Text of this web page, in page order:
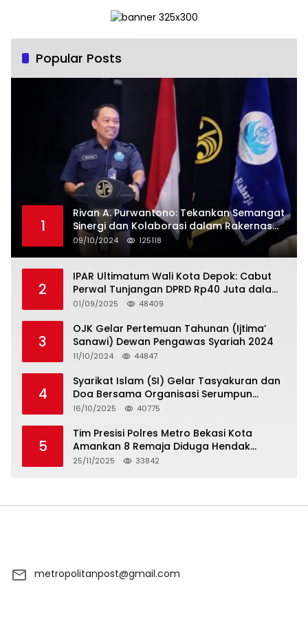
Popular Posts
1
Rivan A. Purwantono: Tekankan Semangat
Sinergi dan Kolaborasi dalam Rakernas
Serikat Pekerja Jasa Raharja
09/10/2024 125118
2
IPAR Ultimatum Wali Kota Depok: Cabut
Perwal Tunjangan DPRD Rp40 Juta dalam
5 Hari atau Hadapi Aksi Rakyat
01/09/2025 48409
3
OJK Gelar Pertemuan Tahunan (Ijtima’
Sanawi) Dewan Pengawas Syariah 2024
11/10/2024 44847
4
Syarikat Islam (SI) Gelar Tasyakuran dan
Doa Bersama Organisasi Serumpun
Syarikat Islam Doa
16/10/2025 40775
5
Tim Presisi Polres Metro Bekasi Kota
Amankan 8 Remaja Diduga Hendak
Tawuran
25/11/2025 33842
metropolitanpost@gmail.com